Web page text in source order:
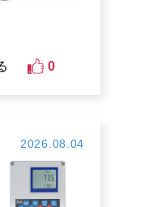
0
2026.08.04